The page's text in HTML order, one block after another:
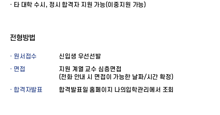
· 타 대학 수시, 정시 합격자 지원 가능(이중지원 가능)
전형방법
· 원서접수
신입생 우선선발
· 면접
지원 계열 교수 심층면접
(전화 안내 시 면접이 가능한 날짜/시간 확정)
· 합격자발표
합격발표일 홈페이지 나의입학관리에서 조회